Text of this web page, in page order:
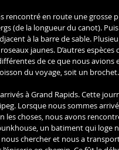
rencontré en route une grosse
(de la longueur du canot).
à la barre de sable.
jaunes. D’autres
de ce que nous avions
du voyage, soit un
à Grand Rapids. Cette
Lorsque nous sommes
les choses, nous avons
un batiment qui
chercher et nous a